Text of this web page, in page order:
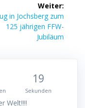
Weiter:
in Jochsberg zum
125 jährigen FFW-
Jubiläum
19
Sekunden
Welt!!!!